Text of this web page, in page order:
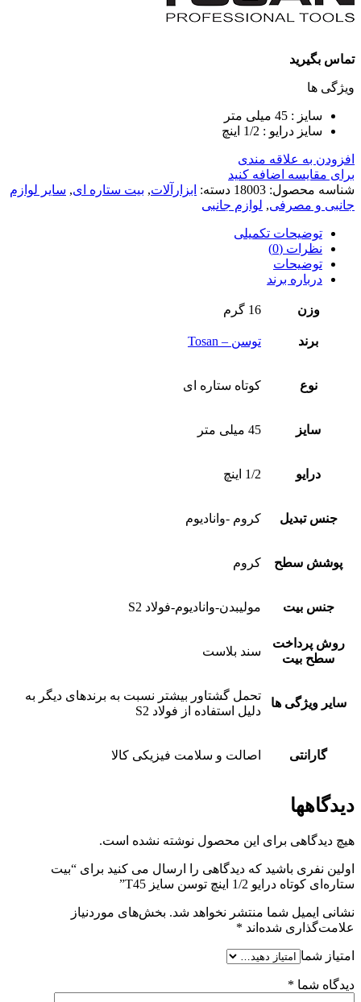
تماس بگیرید
ویژگی ها
سایز : 45 میلی متر
سایز درایو : 1/2 اینچ
افزودن به علاقه مندی
برای مقایسه اضافه کنید
شناسه محصول: 18003 دسته: ابزارآلات, بیت ستاره ای, سایر لوازم
جانبی و مصرفی, لوازم جانبی
توضیحات تکمیلی
نظرات (0)
توضیحات
درباره برند
وزن 16 گرم
برند توسن – Tosan
نوع کوتاه ستاره ای
سایز 45 میلی متر
درایو 1/2 اینچ
جنس تبدیل کروم -وانادیوم
پوشش سطح کروم
جنس بیت مولیبدن-وانادیوم-فولاد S2
روش پرداخت
سطح بیت
سند بلاست
سایر ویژگی ها
تحمل گشتاور بیشتر نسبت به برندهای دیگر به
دلیل استفاده از فولاد S2
گارانتی اصالت و سلامت فیزیکی کالا
دیدگاهها
هیچ دیدگاهی برای این محصول نوشته نشده است.
اولین نفری باشید که دیدگاهی را ارسال می کنید برای “بیت
ستاره‌ای کوتاه درایو 1/2 اینچ توسن سایز T45”
نشانی ایمیل شما منتشر نخواهد شد. بخش‌های موردنیاز
علامت‌گذاری شده‌اند *
امتیاز شما
دیدگاه شما *